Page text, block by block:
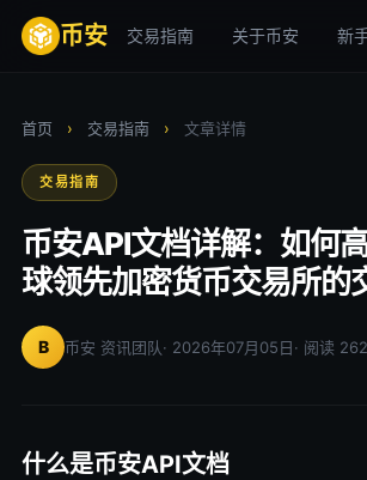
币安 交易指南 关于币安 新
首页 › 交易指南 › 文章详情
交易指南
币安API文档详解：如何
球领先加密货币交易所的
B 币安 资讯团队· 2026年07月05日· 阅读
什么是币安API文档